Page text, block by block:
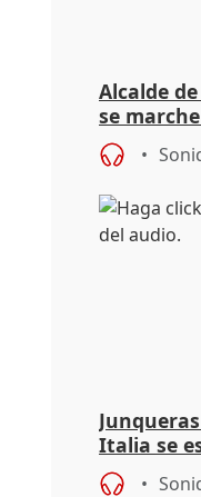
Alcalde
se
de la
Italia se
migratoria